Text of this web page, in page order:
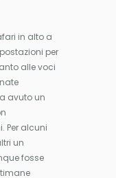
in alto a
per
alle voci
avuto un
Per alcuni
un
fosse